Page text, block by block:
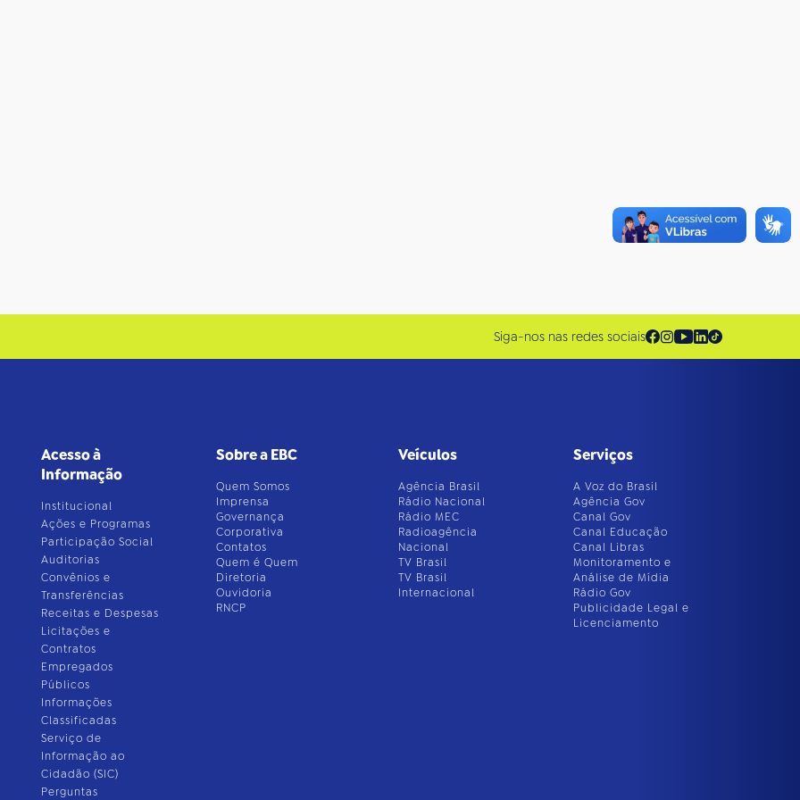
Siga-nos nas redes sociais
Acesso à
Informação
Institucional
Ações e Programas
Participação Social
Auditorias
Convênios e
Transferências
Receitas e Despesas
Licitações e
Contratos
Empregados
Públicos
Informações
Classificadas
Serviço de
Informação ao
Cidadão (SIC)
Perguntas
Sobre a EBC
Quem Somos
Imprensa
Governança
Corporativa
Contatos
Quem é Quem
Diretoria
Ouvidoria
RNCP
Veículos
Agência Brasil
Rádio Nacional
Rádio MEC
Radioagência
Nacional
TV Brasil
TV Brasil
Internacional
Serviços
A Voz do Brasil
Agência Gov
Canal Gov
Canal Educação
Canal Libras
Monitoramento e
Análise de Mídia
Rádio Gov
Publicidade Legal e
Licenciamento